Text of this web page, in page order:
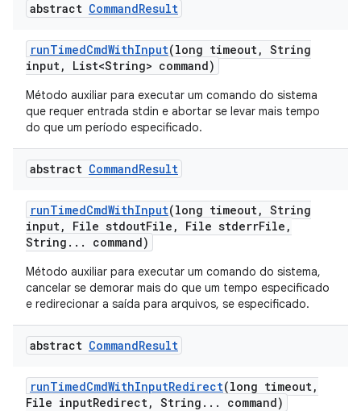
abstract CommandResult
runTimedCmdWithInput(long timeout, String
input, List<String> command)
Método auxiliar para executar um comando do sistema
que requer entrada stdin e abortar se levar mais tempo
do que um período especificado.
abstract CommandResult
runTimedCmdWithInput(long timeout, String
input, File stdoutFile , File stderrFile ,
String . . . command)
Método auxiliar para executar um comando do sistema,
cancelar se demorar mais do que um tempo especificado
e redirecionar a saída para arquivos, se especificado.
abstract CommandResult
runTimedCmdWithInputRedirect(long timeout,
File inputRedirect, String . . . command)